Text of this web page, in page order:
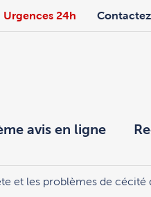
Urgences 24h
avis en ligne
et les problèmes de cécité